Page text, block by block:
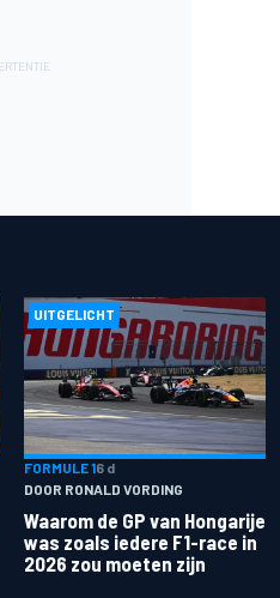
UITGELICHT
FORMULE 16 d
DOOR RONALD VORDING
Waarom de GP van Hongarije
was zoals iedere F1-race in
2026 zou moeten zijn